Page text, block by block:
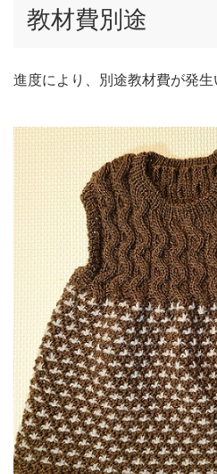
教材費別途
進度により、別途教材費が発生